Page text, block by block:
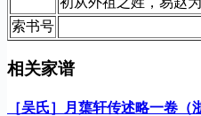
索书号
相关家谱
［吴氏］月蕖轩传述略一卷（